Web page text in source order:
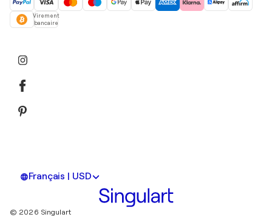
Virement
bancaire
Français | USD
© 2026 Singulart